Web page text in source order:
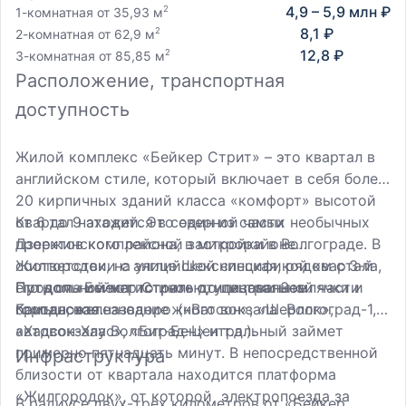
1-комнатная от 35,93 м2 4,9 – 5,9 млн ₽
2-комнатная от 62,9 м2 8,1 ₽
3-комнатная от 85,85 м2 12,8 ₽
Расположение, транспортная
доступность
Жилой комплекс «Бейкер Стрит» – это квартал в
английском стиле, который включает в себя более
20 кирпичных зданий класса «комфорт» высотой
от 6 до 9 этажей. Это один из самых необычных
проектов комплексной застройки в Волгограде. В
соответствии с английской спецификой квартала,
его дома имеют то иное стилизованное
британское название («Ватсон», «Шерлок»,
«Хадсон-Хаус», «Биг-Бен» и т.д.).
Квартал находится в северной части
Дзержинского района, в микрорайоне
Жилгородок, на улице Шекснинская, рядом с 3-й
Продольной магистралью, улицами Землячки и
Камышовая.
Путь от «Бейкер Стрит» до центральной части
города, железнодорожного вокзала Волгоград-1,
автовокзала Волгоград-Центральный займет
примерно пятнадцать минут. В непосредственной
близости от квартала находится платформа
«Жилгородок», от которой электропоезда за
Инфраструктура